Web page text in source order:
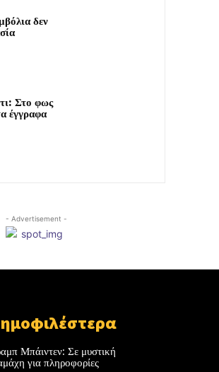
δεν
Στο φως
έγγραφα
- Advertisement -
Μπάιντεν: Σε μυστική
για πληροφορίες